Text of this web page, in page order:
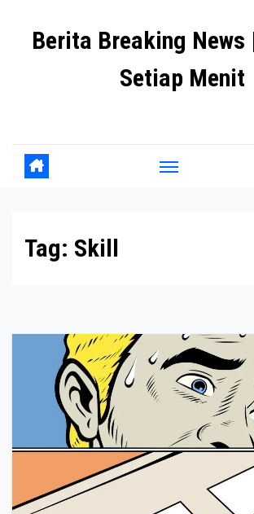
Berita Breaking News
Setiap Menit
Tag: Skill